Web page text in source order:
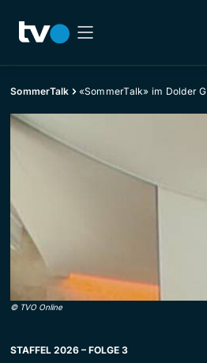
SommerTalk «SommerTalk» im Dolder
© TVO Online
STAFFEL 2026 – FOLGE 3